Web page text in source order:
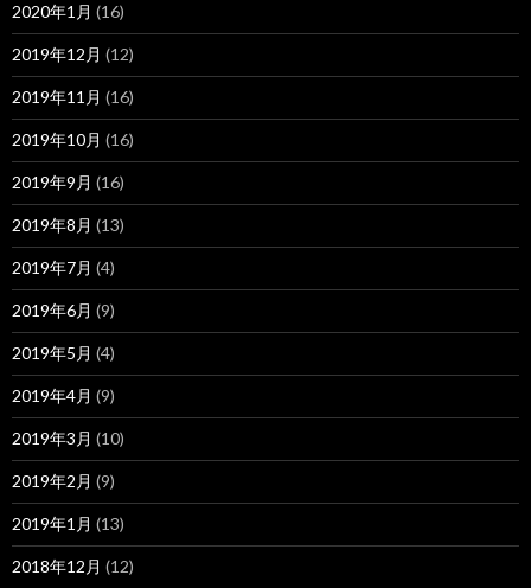
2020年1月 (16)
2019年12月 (12)
2019年11月 (16)
2019年10月 (16)
2019年9月 (16)
2019年8月 (13)
2019年7月 (4)
2019年6月 (9)
2019年5月 (4)
2019年4月 (9)
2019年3月 (10)
2019年2月 (9)
2019年1月 (13)
2018年12月 (12)